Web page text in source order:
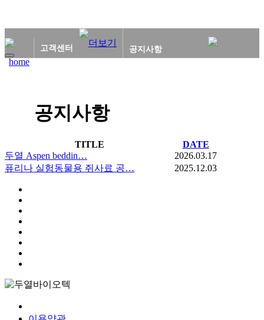
고객센터 공지사항
공지사항
TITLE
DATE
두열 Aspen beddin…
2026.03.17
퓨리나 실험동물용 쥐사료 공…
2025.12.03